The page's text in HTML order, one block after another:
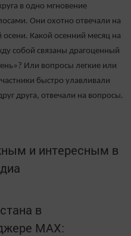
в одно мгновение
Они охотно отвечали на
Какой осенний месяц на
собой связаны драгоценный
Или вопросы легкие или
быстро улавливали
друга, отвечали на вопросы.
и интересным в
в
MАХ: